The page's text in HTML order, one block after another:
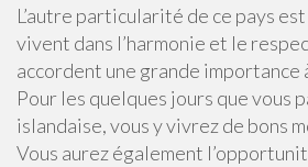
L’autre particularité de ce pays
vivent dans l’harmonie et le
accordent une grande importance
Pour les quelques jours que vous
islandaise, vous y vivrez de bons
Vous aurez également